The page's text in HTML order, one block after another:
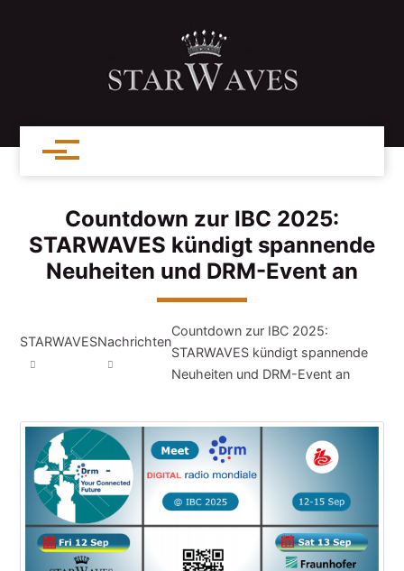
Countdown zur IBC 2025:
STARWAVES kündigt spannende
Neuheiten und DRM-Event an
STARWAVESNachrichten
Countdown zur IBC 2025:
STARWAVES kündigt spannende
Neuheiten und DRM-Event an